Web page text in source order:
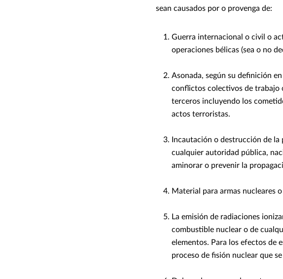
sean causados por o provenga de:
Guerra internacional o civil o
operaciones bélicas (sea o no
Asonada, según su definición
conflictos colectivos de trabajo
terceros incluyendo los
actos terroristas.
Incautación o destrucción de
cualquier autoridad pública,
aminorar o prevenir la
Material para armas nucleares
La emisión de radiaciones
combustible nuclear o de
elementos. Para los efectos de
proceso de fisión nuclear que